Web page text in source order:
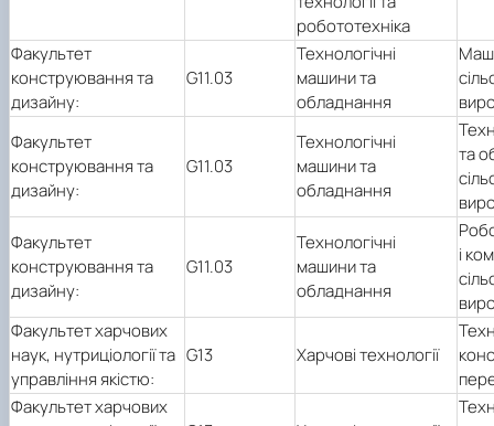
робототехніка
Факультет
конструювання та
дизайну:
G11.03
Технологічні
машини та
обладнання
Факультет
конструювання та
дизайну:
G11.03
Технологічні
машини та
обладнання
та
Факультет
конструювання та
дизайну:
G11.03
Технологічні
машини та
обладнання
і
Факультет харчових
наук, нутриціології та
управління якістю:
G13 Харчові технології
Факультет харчових